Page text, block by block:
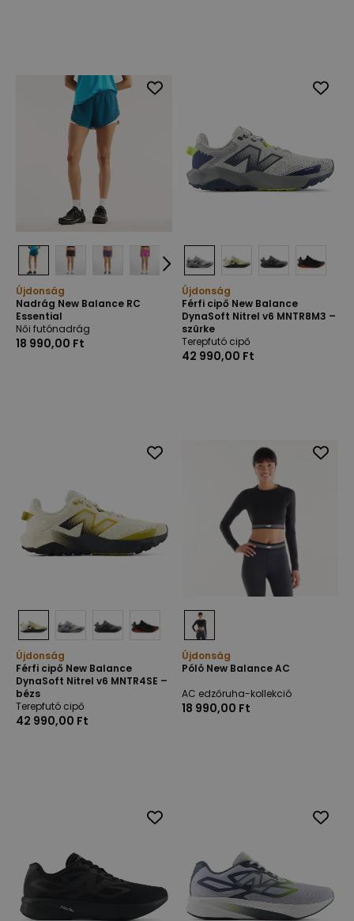
Újdonság
Nadrág New Balance RC
Essential
Női futónadrág
18 990,00 Ft
Újdonság
Férfi cipő New Balance
DynaSoft Nitrel v6 MNTR8M3 –
szürke
Terepfutó cipő
42 990,00 Ft
Újdonság
Férfi cipő New Balance
DynaSoft Nitrel v6 MNTR4SE –
bézs
Terepfutó cipő
42 990,00 Ft
Újdonság
Póló New Balance AC
AC edzőruha-kollekció
18 990,00 Ft